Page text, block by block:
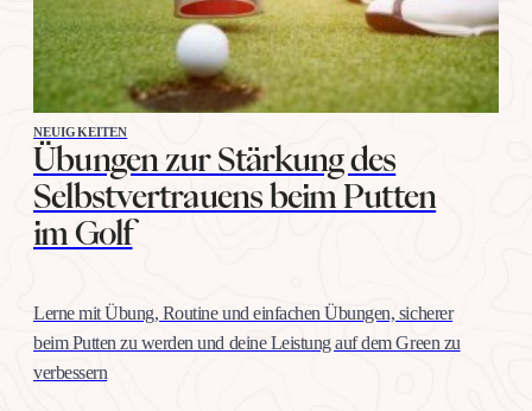
NEUIGKEITEN
Übungen zur Stärkung des
Selbstvertrauens beim Putten
im Golf
Lerne mit Übung, Routine und einfachen Übungen, sicherer
beim Putten zu werden und deine Leistung auf dem Green zu
verbessern